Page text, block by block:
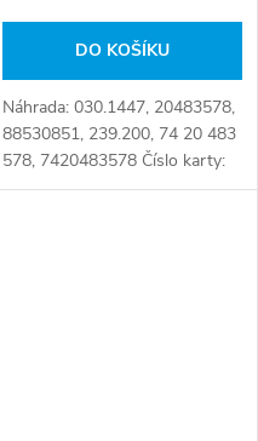
DO KOŠÍKU
Náhrada: 030.1447, 20483578,
88530851, 239.200, 74 20 483
578, 7420483578 Číslo karty:
104287